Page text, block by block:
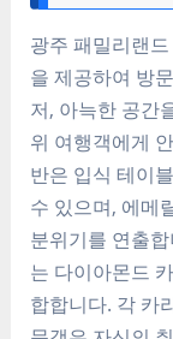
광주 패밀리랜
을 제공하여 방
저, 아늑한 공간
위 여행객에게
반은 입식 테이
수 있으며, 에메
분위기를 연출
는 다이아몬드
합합니다. 각 카